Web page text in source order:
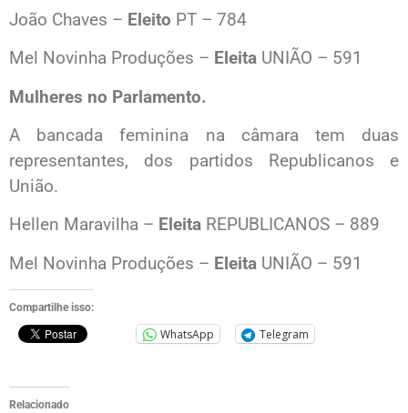
João Chaves – Eleito PT – 784
Mel Novinha Produções – Eleita UNIÃO – 591
Mulheres no Parlamento.
A bancada feminina na câmara tem duas
representantes, dos partidos Republicanos e
União.
Hellen Maravilha – Eleita REPUBLICANOS – 889
Mel Novinha Produções – Eleita UNIÃO – 591
Compartilhe isso:
WhatsApp Telegram
Relacionado